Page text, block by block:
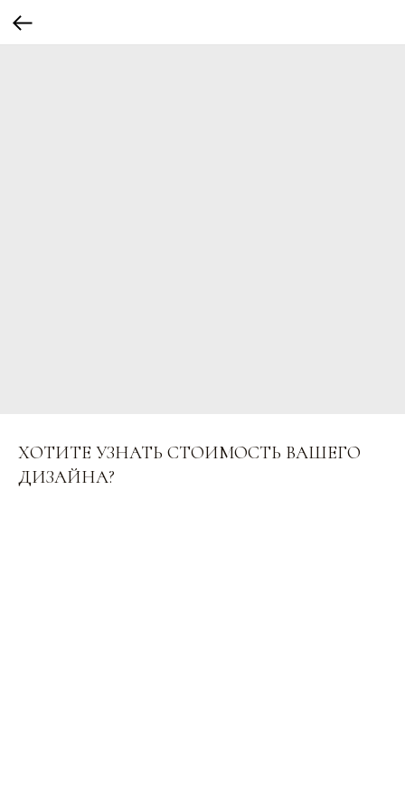
ХОТИТЕ УЗНАТЬ СТОИМОСТЬ ВАШЕГО
ДИЗАЙНА?